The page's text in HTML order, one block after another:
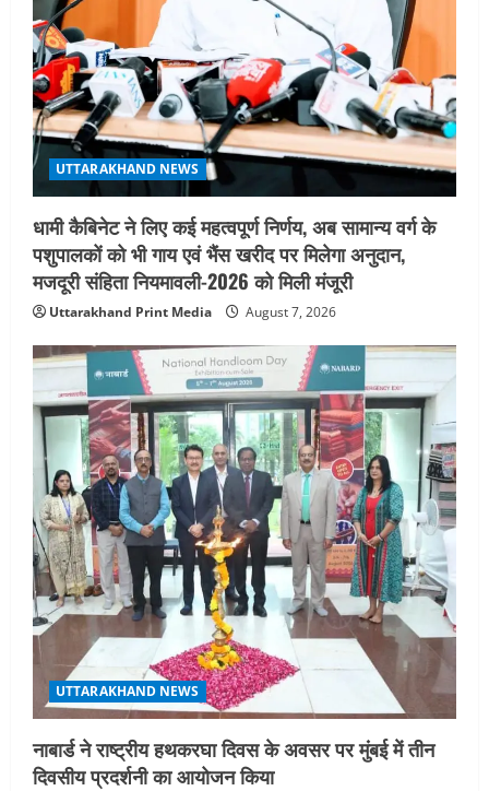
UTTARAKHAND NEWS
धामी कैबिनेट ने लिए कई महत्वपूर्ण निर्णय, अब सामान्य वर्ग के
पशुपालकों को भी गाय एवं भैंस खरीद पर मिलेगा अनुदान,
मजदूरी संहिता नियमावली-2026 को मिली मंजूरी
Uttarakhand Print Media August 7, 2026
UTTARAKHAND NEWS
नाबार्ड ने राष्ट्रीय हथकरघा दिवस के अवसर पर मुंबई में तीन
दिवसीय प्रदर्शनी का आयोजन किया